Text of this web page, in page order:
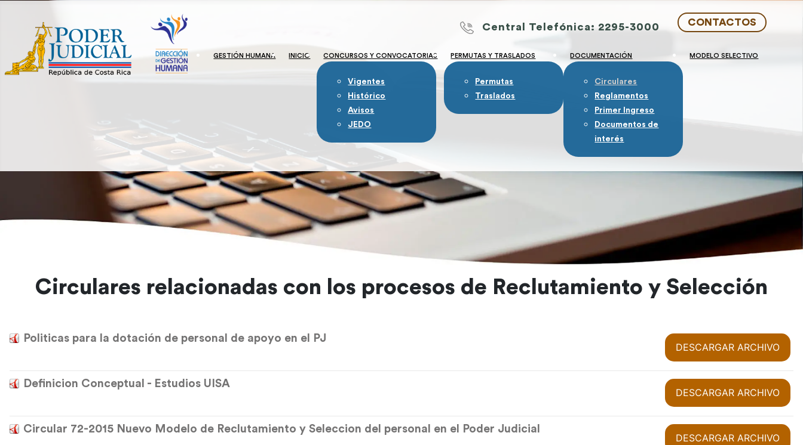
Central Telefónica: 2295-3000 CONTACTOS
GESTIÓN HUMANA INICIO CONCURSOS Y CONVOCATORIAS
Vigentes
Histórico
Avisos
JEDO
PERMUTAS Y TRASLADOS
Permutas
Traslados
DOCUMENTACIÓN
Circulares
Reglamentos
Primer Ingreso
Documentos de
interés
MODELO SELECTIVO
Circulares relacionadas con los procesos de Reclutamiento y Selección
Politicas para la dotación de personal de apoyo en el PJ
DESCARGAR ARCHIVO
Definicion Conceptual - Estudios UISA
DESCARGAR ARCHIVO
Circular 72-2015 Nuevo Modelo de Reclutamiento y Seleccion del personal en el Poder Judicial
DESCARGAR ARCHIVO